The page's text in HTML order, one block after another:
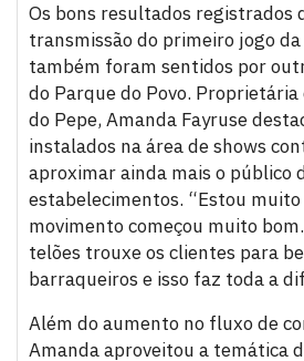
Os bons resultados registrados
transmissão do primeiro jogo
também foram sentidos por
do Parque do Povo.
do Pepe, Amanda Fayruse
instalados na área de shows
aproximar ainda mais o público
estabelecimentos. “Estou
movimento começou muito
telões trouxe os clientes para
barraqueiros e isso faz toda a
Além do aumento no fluxo de
Amanda aproveitou a temática